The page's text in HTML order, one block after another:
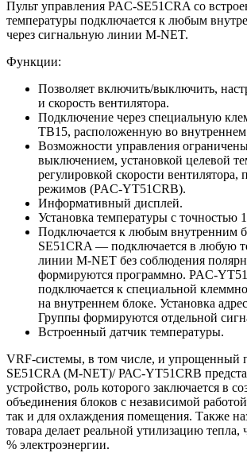
Пульт управления PAC-SE51CRA со
температуры подключается к любым
через сигнальную линии M-NET.
Функции:
Позволяет включить/выключить,
и скорость вентилятора.
Подключение через специальную
TB15, расположенную во внутреннем
Возможности управления
выключением, установкой целевой
регулировкой скорости вентилятора,
режимов (PAC-YT51CRB).
Информативный дисплей.
Установка температуры с точностью
Подключается к любым внутренним
SE51CRA — подключается в любую
линии М-NЕТ без соблюдения
формируются программно. PAC-
подключается к специальной
на внутреннем блоке. Установка
Группы формируются отдельной
Встроенный датчик температуры.
VRF-системы, в том числе, и упрощенный
SE51CRA (M-NET)/ РАС-YT51CRB
устройство, роль которого заключается в
объединения блоков с независимой
так и для охлаждения помещения. Также
товара делает реальной утилизацию тепла,
% электроэнергии.